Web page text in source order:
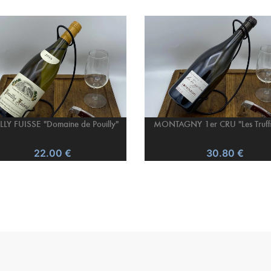
FUISSE "Domaine de Pouilly"
22.00 €
MONTAGNY 1er CRU "Les
30.80 €